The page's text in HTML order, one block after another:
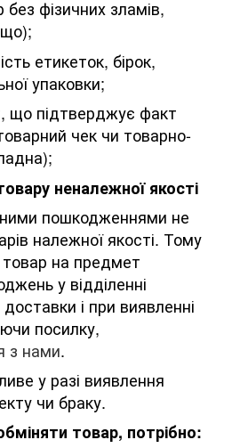
фізичних зламів,
етикеток, бірок,
упаковки;
що підтверджує факт
чек чи товарно-
неналежної якості
пошкодженнями не
належної якості. Тому
на предмет
у відділенні
і при виявленні
посилку,
з нами.
у разі виявлення
чи браку.
товар, потрібно: